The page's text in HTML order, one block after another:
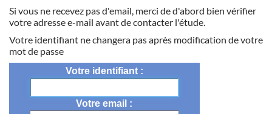
Si vous ne recevez pas d'email, merci de d'abord bien vérifier
votre adresse e-mail avant de contacter l'étude.
Votre identifiant ne changera pas après modification de votre
mot de passe
Votre identifiant
Votre email